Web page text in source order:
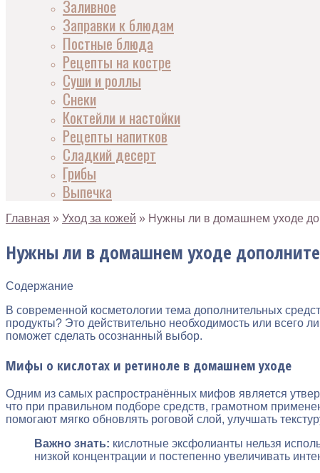
Заливное
Заправки к блюдам
Постные блюда
Рецепты на костре
Суши и роллы
Снеки
Коктейли и настойки
Рецепты напитков
Сладкий десерт
Грибы
Выпечка
Главная » Уход за кожей » Нужны ли в домашнем уходе
Нужны ли в домашнем уходе
Содержание
В современной косметологии тема дополнительных
продукты? Это действительно необходимость или
поможет сделать осознанный выбор.
Мифы о кислотах и ретиноле в домашнем уходе
Одним из самых распространённых мифов является
что при правильном подборе средств, грамотном
помогают мягко обновлять роговой слой, улучшать
Важно знать: кислотные эксфолианты нельзя
низкой концентрации и постепенно увеличивать